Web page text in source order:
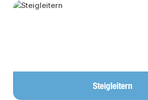
Kategoriegalerie überspringen
Steigleitern